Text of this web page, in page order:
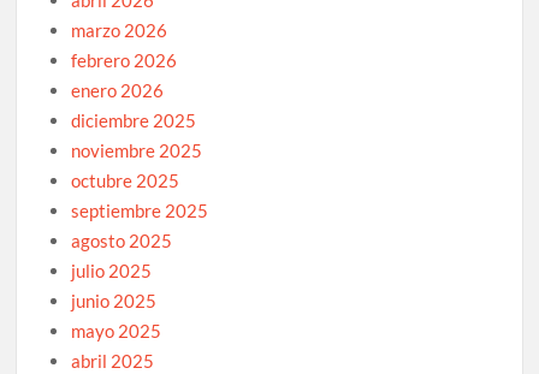
marzo 2026
febrero 2026
enero 2026
diciembre 2025
noviembre 2025
octubre 2025
septiembre 2025
agosto 2025
julio 2025
junio 2025
mayo 2025
abril 2025